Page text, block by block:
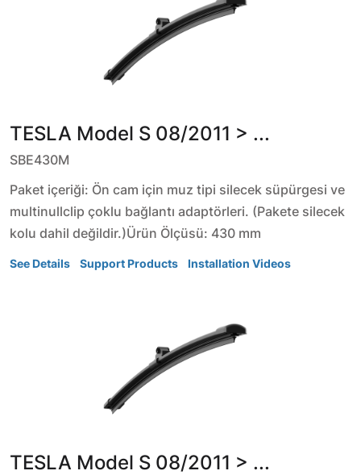
TESLA Model S 08/2011 > ...
SBE430M
Paket içeriği: Ön cam için muz tipi silecek süpürgesi ve
multinullclip çoklu bağlantı adaptörleri. (Pakete silecek
kolu dahil değildir.)Ürün Ölçüsü: 430 mm
See Details Support Products Installation Videos
TESLA Model S 08/2011 > ...